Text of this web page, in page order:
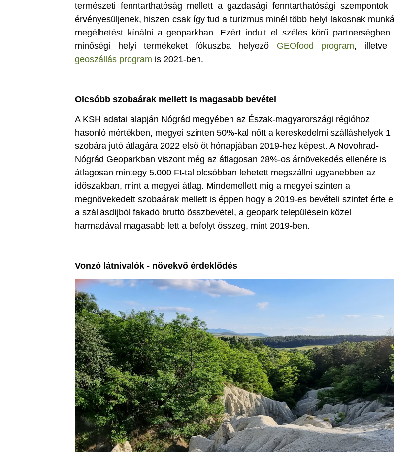
természeti fenntarthatóság mellett a gazdasági fenntarthatósági szempontok
érvényesüljenek, hiszen csak így tud a turizmus minél több helyi lakosnak
megélhetést kínálni a geoparkban. Ezért indult el széles körű partnerségben
minőségi helyi termékeket fókuszba helyező GEOfood program, illetve
geoszállás program is 2021-ben.
Olcsóbb szobaárak mellett is magasabb bevétel
A KSH adatai alapján Nógrád megyében az Észak-magyarországi régióhoz
hasonló mértékben, megyei szinten 50%-kal nőtt a kereskedelmi szálláshelyek 1
szobára jutó átlagára 2022 első öt hónapjában 2019-hez képest. A Novohrad-
Nógrád Geoparkban viszont még az átlagosan 28%-os árnövekedés ellenére is
átlagosan mintegy 5.000 Ft-tal olcsóbban lehetett megszállni ugyanebben az
időszakban, mint a megyei átlag. Mindemellett míg a megyei szinten a
megnövekedett szobaárak mellett is éppen hogy a 2019-es bevételi szintet érte el
a szállásdíjból fakadó bruttó összbevétel, a geopark településein közel
harmadával magasabb lett a befolyt összeg, mint 2019-ben.
Vonzó látnivalók - növekvő érdeklődés